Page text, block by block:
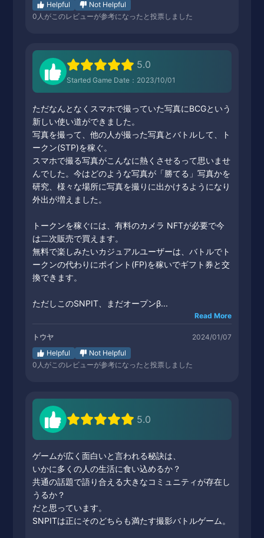
Helpful
Not Helpful
0 人がこのレビューが参考になったと投票しました
5.0
Started Game Date：2023/10/01
ただなんとなくスマホで撮っていた写真にBCGという
新しい使い道ができました。
写真を撮って、他の人が撮った写真とバトルして、ト
ークン(STP)を稼ぐ。
スマホで撮る写真がこんなに熱くさせるって思いませ
んでした。今はどのような写真が「勝てる」写真かを
研究、様々な場所に写真を撮りに出かけるようになり
外出が増えました。
トークンを稼ぐには、有料のカメラ NFTが必要で今
は二次販売で買えます。
無料で楽しみたいカジュアルユーザーは、バトルでト
ークンの代わりにポイント(FP)を稼いでギフト券と交
換できます。
ただしこのSNPIT、まだオープンβ...
Read More
トウヤ
2024/01/07
Helpful
Not Helpful
0 人がこのレビューが参考になったと投票しました
5.0
ゲームが広く面白いと言われる秘訣は、
いかに多くの人の生活に食い込めるか？
共通の話題で語り合える大きなコミュニティが存在し
うるか？
だと思っています。
SNPITは正にそのどちらも満たす撮影バトルゲーム。